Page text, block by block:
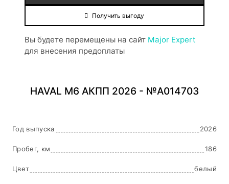
Получить выгоду
Вы будете перемещены на сайт Major Expert
для внесения предоплаты
HAVAL M6 АКПП 2026 - №A014703
Год выпуска 2026
Пробег, км 186
Цвет белый